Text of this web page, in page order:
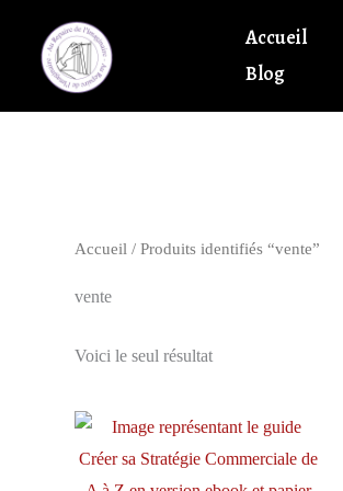
contenu
Accueil
Blog
Accueil / Produits identifiés “vente”
vente
Voici le seul résultat